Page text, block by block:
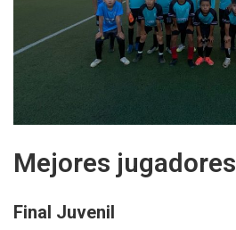
Mejores jugadores
Final Juvenil